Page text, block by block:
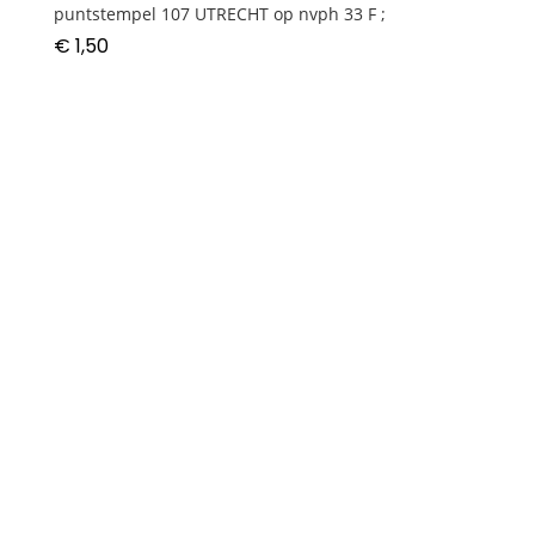
puntstempel 107 UTRECHT op nvph 33 F ;
€ 1,50